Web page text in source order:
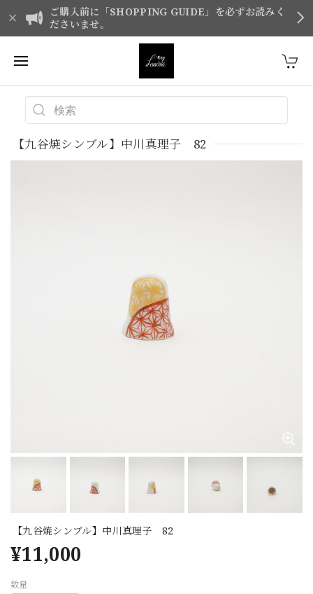
ご購入前に「SHOPPING GUIDE」を必ずお読みく
ださいませ。
【九谷焼シンブル】中川真理子 82
【九谷焼シンブル】中川真理子 82
¥11,000
数量